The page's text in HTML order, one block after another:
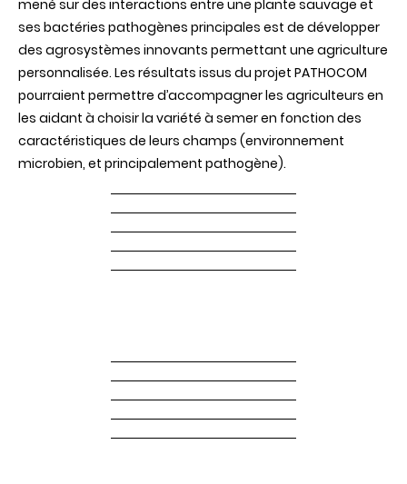
mené sur des interactions entre une plante sauvage et
ses bactéries pathogènes principales est de développer
des agrosystèmes innovants permettant une agriculture
personnalisée. Les résultats issus du projet PATHOCOM
pourraient permettre d’accompagner les agriculteurs en
les aidant à choisir la variété à semer en fonction des
caractéristiques de leurs champs (environnement
microbien, et principalement pathogène).